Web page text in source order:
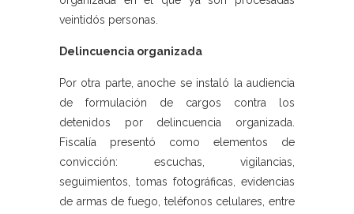
veintidós personas.
Delincuencia organizada
Por otra parte, anoche se instaló la audiencia
de formulación de cargos contra los
detenidos por delincuencia organizada.
Fiscalía presentó como elementos de
convicción: escuchas, vigilancias,
seguimientos, tomas fotográficas, evidencias
de armas de fuego, teléfonos celulares, entre